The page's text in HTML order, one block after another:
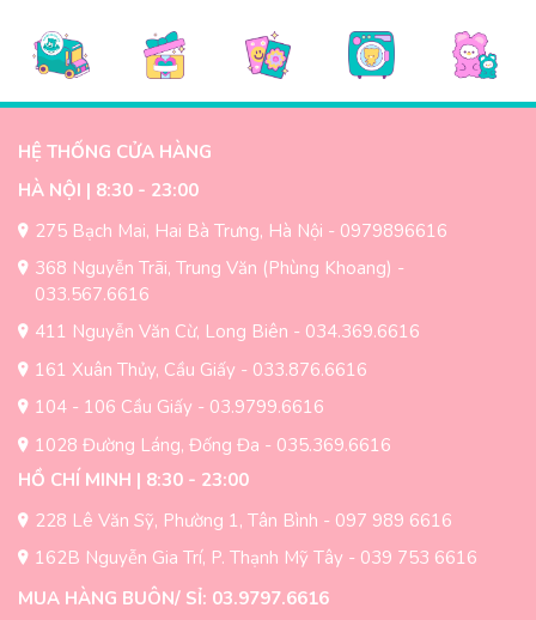
HỆ THỐNG CỬA HÀNG
HÀ NỘI | 8:30 - 23:00
275 Bạch Mai, Hai Bà Trưng, Hà Nội - 0979896616
368 Nguyễn Trãi, Trung Văn (Phùng Khoang) -
033.567.6616
411 Nguyễn Văn Cừ, Long Biên - 034.369.6616
161 Xuân Thủy, Cầu Giấy - 033.876.6616
104 - 106 Cầu Giấy - 03.9799.6616
1028 Đường Láng, Đống Đa - 035.369.6616
HỒ CHÍ MINH | 8:30 - 23:00
228 Lê Văn Sỹ, Phường 1, Tân Bình - 097 989 6616
162B Nguyễn Gia Trí, P. Thạnh Mỹ Tây - 039 753 6616
MUA HÀNG BUÔN/ SỈ: 03.9797.6616